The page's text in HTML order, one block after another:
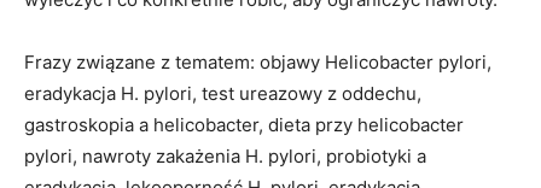
Frazy związane z tematem: objawy Helicobacter pylori,
eradykacja H. pylori, test ureazowy z oddechu,
gastroskopia a helicobacter, dieta przy helicobacter
pylori, nawroty zakażenia H. pylori, probiotyki a